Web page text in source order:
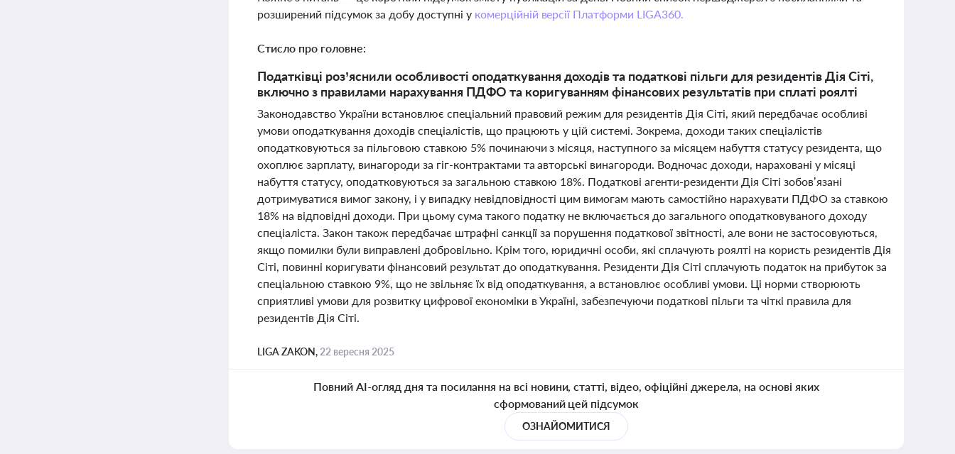
розширений підсумок за добу доступні у комерційній версії Платформи LIGA360.
Стисло про головне:
Податківці роз’яснили особливості оподаткування доходів та податкові пільги для резидентів Дія Сіті,
включно з правилами нарахування ПДФО та коригуванням фінансових результатів при сплаті роялті
Законодавство України встановлює спеціальний правовий режим для резидентів Дія Сіті, який передбачає особливі
умови оподаткування доходів спеціалістів, що працюють у цій системі. Зокрема, доходи таких спеціалістів
оподатковуються за пільговою ставкою 5% починаючи з місяця, наступного за місяцем набуття статусу резидента, що
охоплює зарплату, винагороди за гіг-контрактами та авторські винагороди. Водночас доходи, нараховані у місяці
набуття статусу, оподатковуються за загальною ставкою 18%. Податкові агенти-резиденти Дія Сіті зобов’язані
дотримуватися вимог закону, і у випадку невідповідності цим вимогам мають самостійно нарахувати ПДФО за ставкою
18% на відповідні доходи. При цьому сума такого податку не включається до загального оподатковуваного доходу
спеціаліста. Закон також передбачає штрафні санкції за порушення податкової звітності, але вони не застосовуються,
якщо помилки були виправлені добровільно. Крім того, юридичні особи, які сплачують роялті на користь резидентів Дія
Сіті, повинні коригувати фінансовий результат до оподаткування. Резиденти Дія Сіті сплачують податок на прибуток за
спеціальною ставкою 9%, що не звільняє їх від оподаткування, а встановлює особливі умови. Ці норми створюють
сприятливі умови для розвитку цифрової економіки в Україні, забезпечуючи податкові пільги та чіткі правила для
резидентів Дія Сіті.
LIGA ZAKON, 22 вересня 2025
Повний AI-огляд дня та посилання на всі новини, статті, відео, офіційні джерела, на основі яких
сформований цей підсумок
ОЗНАЙОМИТИСЯ